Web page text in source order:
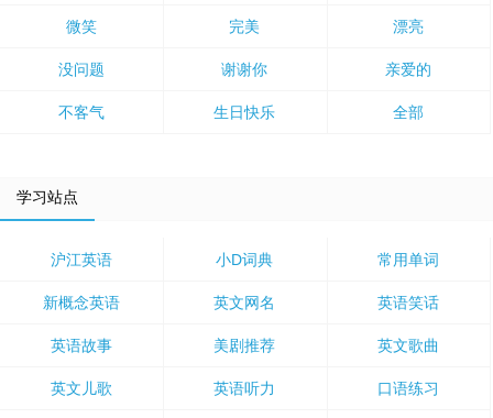
微笑 完美 漂亮
没问题 谢谢你 亲爱的
不客气 生日快乐 全部
学习站点
沪江英语 小D词典 常用单词
新概念英语 英文网名 英语笑话
英语故事 美剧推荐 英文歌曲
英文儿歌 英语听力 口语练习